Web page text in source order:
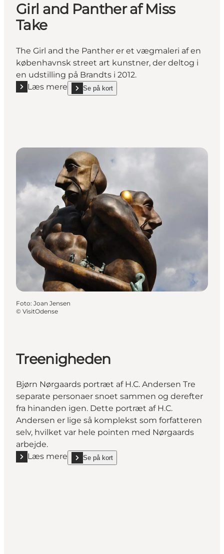
Girl and Panther af Miss
Take
The Girl and the Panther er et vægmaleri af en
københavnsk street art kunstner, der deltog i
en udstilling på Brandts i 2012.
Læs mere
Læs mere "Girl and Panther af Miss Take"
Se på kort
show Girl and Panther af Miss Take on_map
Foto: Joan Jensen
© VisitOdense
Treenigheden
Bjørn Nørgaards portræt af H.C. Andersen Tre
separate personaer snoet sammen og derefter
fra hinanden igen. Dette portræt af H.C.
Andersen er lige så komplekst som forfatteren
selv, hvilket var hele pointen med Nørgaards
arbejde.
Læs mere
Læs mere "Treenigheden"
Se på kort
show Treenigheden on_map